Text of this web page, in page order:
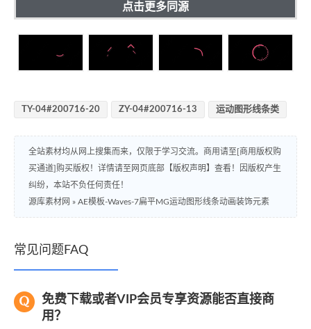
点击更多同源
TY-04#200716-20 ZY-04#200716-13 运动图形线条类
全站素材均从网上搜集而来，仅限于学习交流。商用请至[商用版权购
买通道]购买版权！详情请至网页底部【版权声明】查看！因版权产生
纠纷，本站不负任何责任！
源库素材网 » AE模板-Waves-7扁平MG运动图形线条动画装饰元素
常见问题FAQ
免费下载或者VIP会员专享资源能否直接商
用？